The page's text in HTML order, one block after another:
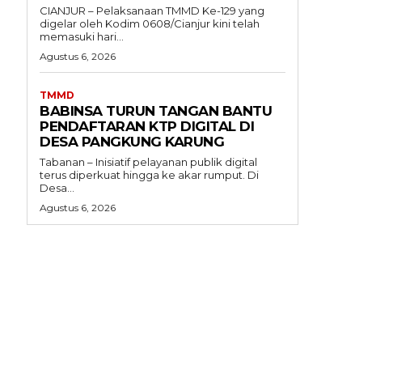
CIANJUR – Pelaksanaan TMMD Ke-129 yang
digelar oleh Kodim 0608/Cianjur kini telah
memasuki hari...
Agustus 6, 2026
TMMD
BABINSA TURUN TANGAN BANTU
PENDAFTARAN KTP DIGITAL DI
DESA PANGKUNG KARUNG
Tabanan – Inisiatif pelayanan publik digital
terus diperkuat hingga ke akar rumput. Di
Desa...
Agustus 6, 2026